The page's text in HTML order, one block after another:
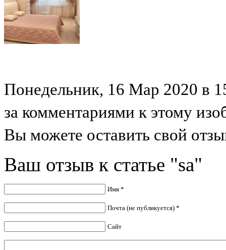
Понедельник, 16 Мар 2020 в
за комментариями к этому
Вы можете оставить свой
Ваш отзыв к статье "sa"
Имя *
Почта (не публикуется) *
Сайт